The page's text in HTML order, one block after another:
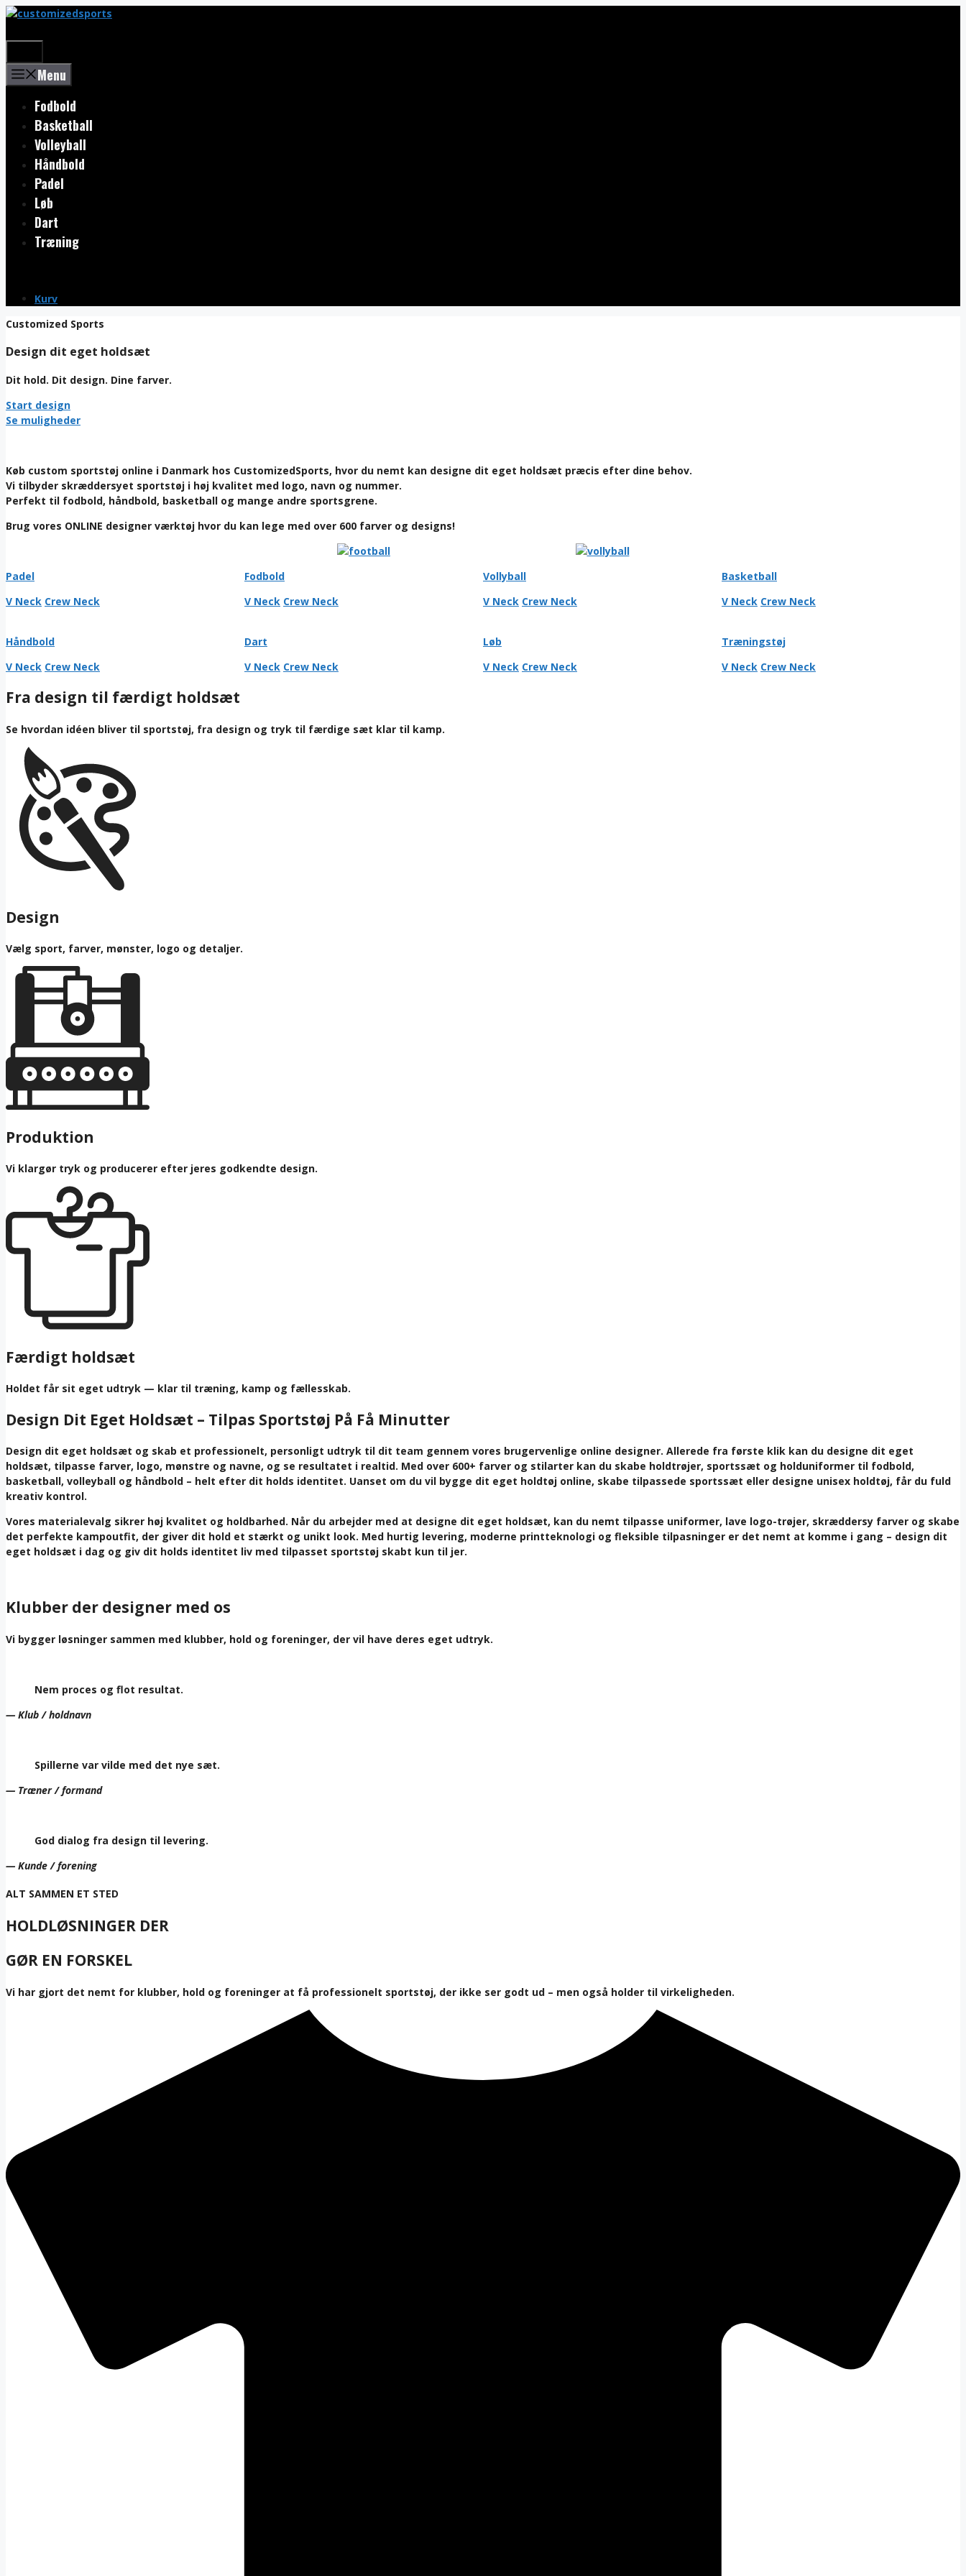
Skip
content
Menu
Fodbold
Basketball
Volleyball
Håndbold
Padel
Løb
Dart
Træning
Kurv
Customized Sports
Design dit eget holdsæt
Dit hold. Dit design. Dine farver.
Start design
Se muligheder
Køb custom sportstøj online i Danmark hos CustomizedSports, hvor du nemt kan designe dit eget holdsæt præcis efter dine behov.
Vi tilbyder skræddersyet sportstøj i høj kvalitet med logo, navn og nummer.
Perfekt til fodbold, håndbold, basketball og mange andre sportsgrene.
Brug vores ONLINE designer værktøj hvor du kan lege med over 600 farver og designs!​
Padel
V Neck Crew Neck
Fodbold
V Neck Crew Neck
Vollyball
V Neck Crew Neck
Basketball
V Neck Crew Neck
Håndbold
V Neck Crew Neck
Dart
V Neck Crew Neck
Løb
V Neck Crew Neck
Træningstøj
V Neck Crew Neck
Fra design til færdigt holdsæt
Se hvordan idéen bliver til sportstøj, fra design og tryk til færdige sæt klar til kamp.
Design
Vælg sport, farver, mønster, logo og detaljer.
Produktion
Vi klargør tryk og producerer efter jeres godkendte design.
Færdigt holdsæt
Holdet får sit eget udtryk — klar til træning, kamp og fællesskab.
Design Dit Eget Holdsæt – Tilpas Sportstøj På Få Minutter
Design dit eget holdsæt og skab et professionelt, personligt udtryk til dit team gennem vores brugervenlige online designer. Allerede fra første klik kan du designe dit eget
holdsæt, tilpasse farver, logo, mønstre og navne, og se resultatet i realtid. Med over 600+ farver og stilarter kan du skabe holdtrøjer, sportssæt og holduniformer til fodbold,
basketball, volleyball og håndbold – helt efter dit holds identitet. Uanset om du vil bygge dit eget holdtøj online, skabe tilpassede sportssæt eller designe unisex holdtøj, får du fuld
kreativ kontrol.
Vores materialevalg sikrer høj kvalitet og holdbarhed. Når du arbejder med at designe dit eget holdsæt, kan du nemt tilpasse uniformer, lave logo-trøjer, skræddersy farver og skabe
det perfekte kampoutfit, der giver dit hold et stærkt og unikt look. Med hurtig levering, moderne printteknologi og fleksible tilpasninger er det nemt at komme i gang – design dit
eget holdsæt i dag og giv dit holds identitet liv med tilpasset sportstøj skabt kun til jer.
Klubber der designer med os
Vi bygger løsninger sammen med klubber, hold og foreninger, der vil have deres eget udtryk.
Nem proces og flot resultat.
— Klub / holdnavn
Spillerne var vilde med det nye sæt.
— Træner / formand
God dialog fra design til levering.
— Kunde / forening
ALT SAMMEN ET STED
HOLDLØSNINGER DER
GØR EN FORSKEL
Vi har gjort det nemt for klubber, hold og foreninger at få professionelt sportstøj, der ikke ser godt ud – men også holder til virkeligheden.